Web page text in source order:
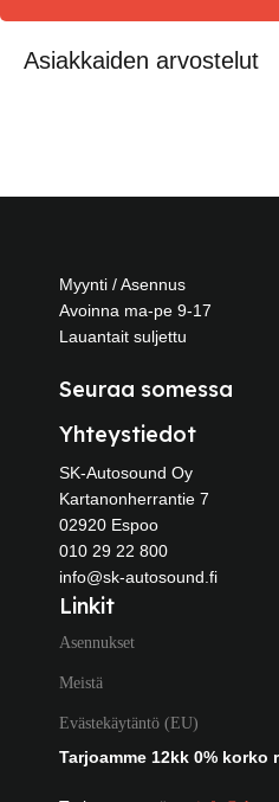
Asiakkaiden arvostelut
Myynti / Asennus
Avoinna ma-pe 9-17
Lauantait suljettu
Seuraa somessa
Yhteystiedot
SK-Autosound Oy
Kartanonherrantie 7
02920 Espoo
010 29 22 800
info@sk-autosound.fi
Linkit
Asennukset
Meistä
Evästekäytäntö (EU)
Tarjoamme 12kk 0%